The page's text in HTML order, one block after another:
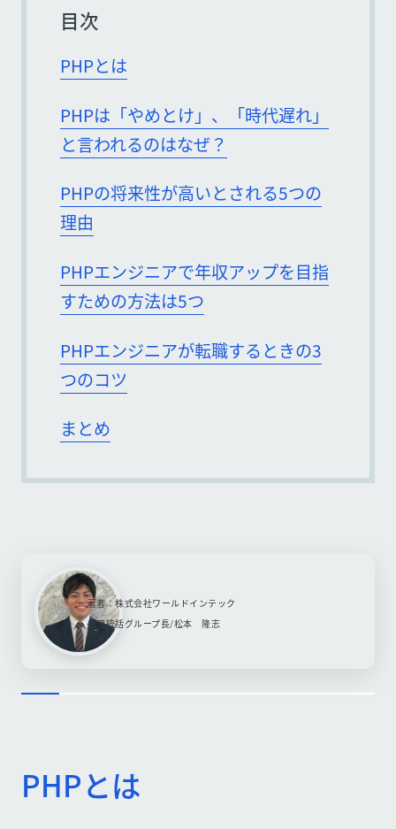
目次
PHPとは
PHPは「やめとけ」、「時代遅れ」
と言われるのはなぜ？
PHPの将来性が高いとされる5つの
理由
PHPエンジニアで年収アップを目指
すための方法は5つ
PHPエンジニアが転職するときの3
つのコツ
まとめ
著者：株式会社ワールドインテック
採用統括グループ長/松本 隆志
PHPとは